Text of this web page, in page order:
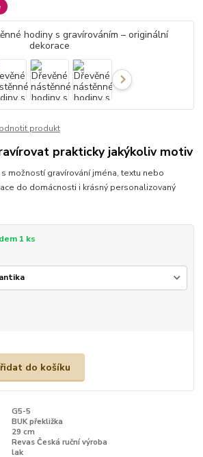
produkt
prakticky jakýkoliv motiv
možností gravírování jména, textu nebo
do domácnosti i krásný personalizovaný
1 ks
do košíku
G5-5
BUK překližka
29 cm
Revas Česká ruční výroba
lak